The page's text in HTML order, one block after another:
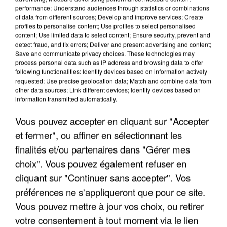
APRÈS TOUTES CES CANICULES, LES REFUGES
DE FAUNE SAUVAGE SONT...
performance; Understand audiences through statistics or combinations
of data from different sources; Develop and improve services; Create
profiles to personalise content; Use profiles to select personalised
content; Use limited data to select content; Ensure security, prevent and
detect fraud, and fix errors; Deliver and present advertising and content;
Save and communicate privacy choices. These technologies may
process personal data such as IP address and browsing data to offer
following functionalities: Identify devices based on information actively
requested; Use precise geolocation data; Match and combine data from
other data sources; Link different devices; Identify devices based on
information transmitted automatically.
Vous pouvez accepter en cliquant sur "Accepter
et fermer", ou affiner en sélectionnant les
finalités et/ou partenaires dans "Gérer mes
choix". Vous pouvez également refuser en
cliquant sur "Continuer sans accepter". Vos
préférences ne s'appliqueront que pour ce site.
Vous pouvez mettre à jour vos choix, ou retirer
votre consentement à tout moment via le lien